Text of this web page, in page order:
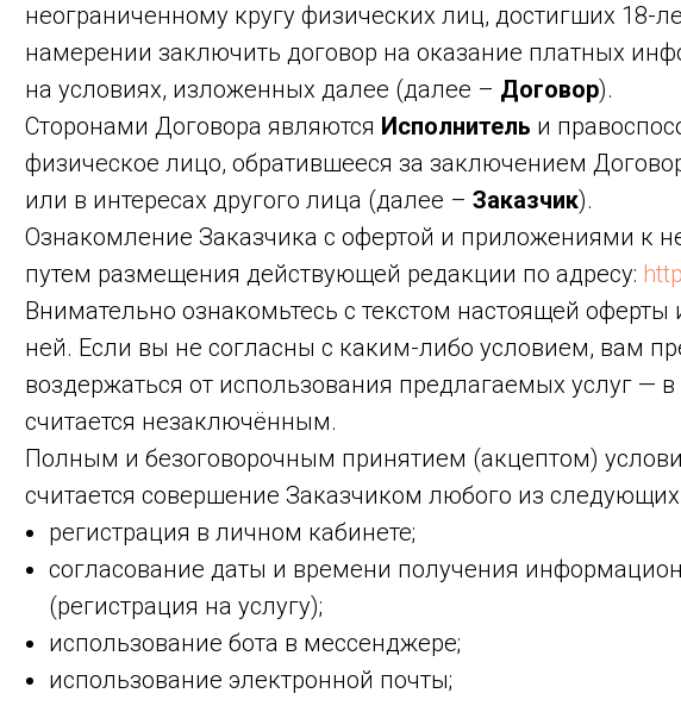
неограниченному кругу физических лиц, достигших 18-
намерении заключить договор на оказание платных
на условиях, изложенных далее (далее – Договор).
Сторонами Договора являются Исполнитель и
физическое лицо, обратившееся за заключением
или в интересах другого лица (далее – Заказчик).
Ознакомление Заказчика с офертой и приложениями к
путем размещения действующей редакции по адресу:
Внимательно ознакомьтесь с текстом настоящей
ней. Если вы не согласны с каким-либо условием, вам
воздержаться от использования предлагаемых услуг —
считается незаключённым.
Полным и безоговорочным принятием (акцептом)
считается совершение Заказчиком любого из
регистрация в личном кабинете;
согласование даты и времени получения
(регистрация на услугу);
использование бота в мессенджере;
использование электронной почты;